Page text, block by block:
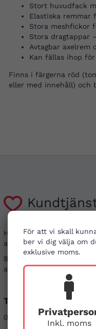
För att vi skall
ber vi dig välja om
exklusive moms.
Inkl. moms
Stort huvudfack
Elastiska remmar
Stora meshfickor
Stora dragtappar
Avtagbar axelrem
Kan fällas ihop
Finns i färgerna röd
eller med innehåll) och
Har du frågor kring din
av vägledning?
Besök gärna våra
att kontakta oss genom
Telefon
08-121 464 90